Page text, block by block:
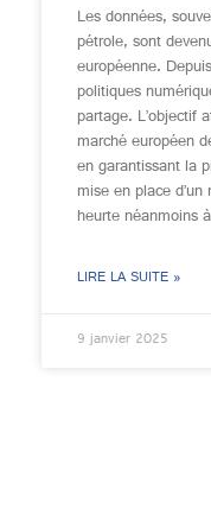
Les données,
pétrole, sont
européenne.
politiques
partage. L’objectif
marché européen
en garantissant la
mise en place
heurte néanmoins
LIRE LA SUITE »
9 janvier 2025